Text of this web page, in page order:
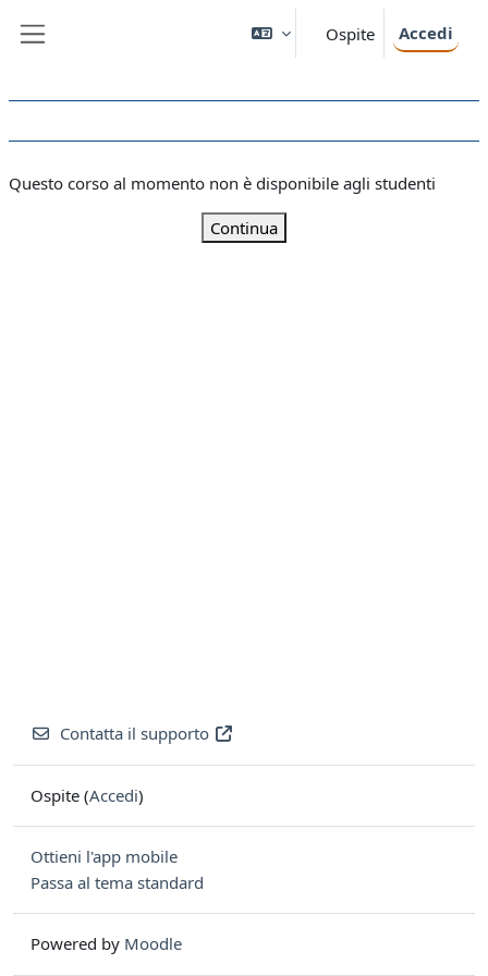
Ospite Accedi
Questo corso al momento non è disponibile agli studenti
Continua
Contatta il supporto
Ospite (Accedi)
Ottieni l'app mobile
Passa al tema standard
Powered by Moodle